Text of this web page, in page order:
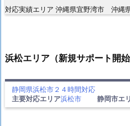
対応実績エリア 沖縄県宜野湾市 沖縄
浜松エリア（新規サポート開始
静岡県浜松市２４時間対応
主要対応エリア浜松市 静岡市エ